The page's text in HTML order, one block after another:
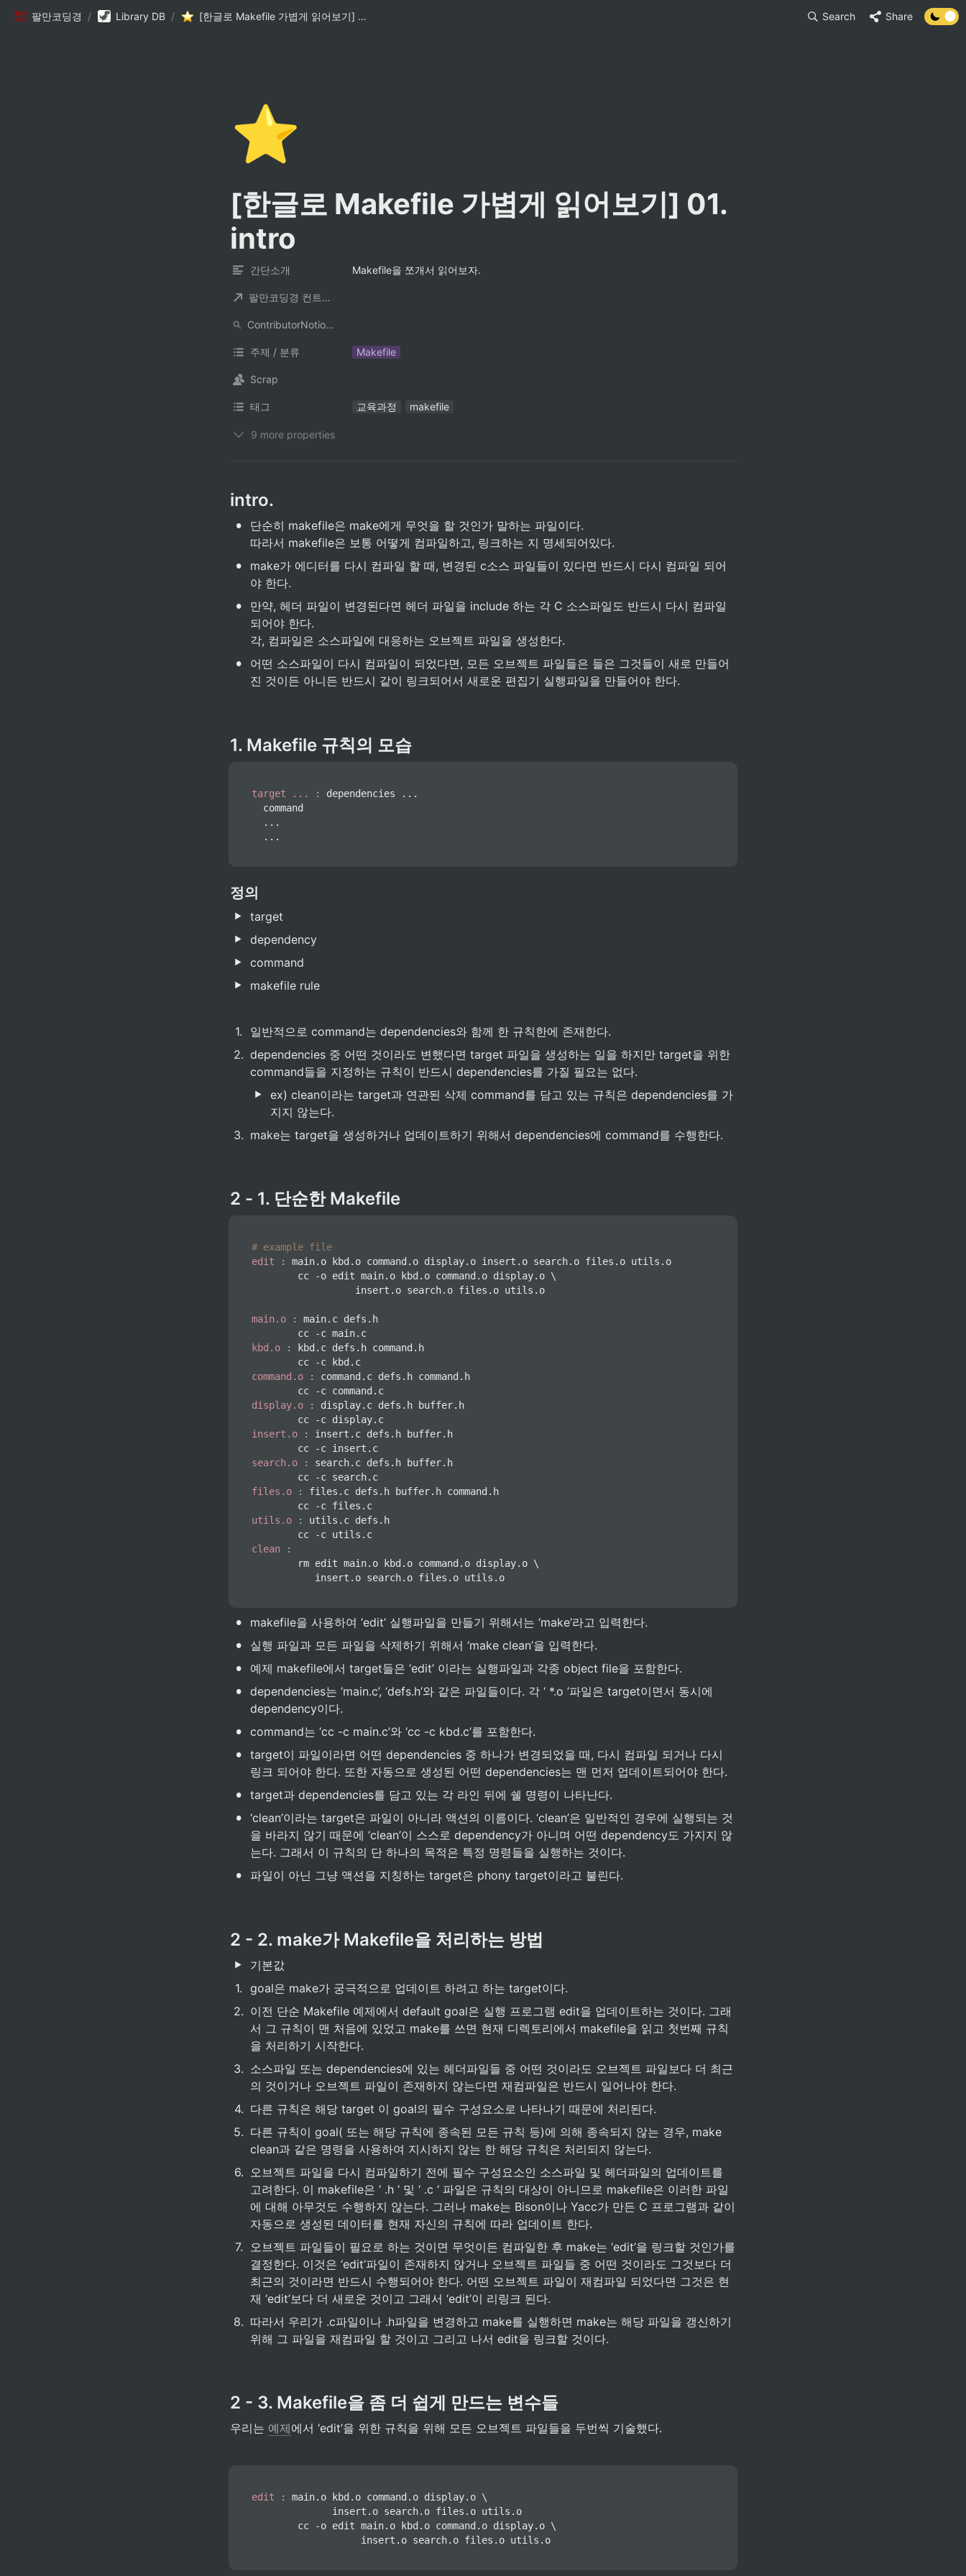
팔만코딩경 / Library DB / [한글로 Makefile 가볍게 읽어보기] 01. intro Search Share
⭐
[한글로 Makefile 가볍게 읽어보기] 01.
intro
간단소개 Makefile을 쪼개서 읽어보자.
팔만코딩경 컨트리뷰터
ContributorNotionAccount
주제 / 분류 Makefile
Scrap
태그 교육과정 makefile
9 more properties
intro.
•
단순히 makefile은 make에게 무엇을 할 것인가 말하는 파일이다.
따라서 makefile은 보통 어떻게 컴파일하고, 링크하는 지 명세되어있다.
•
make가 에디터를 다시 컴파일 할 때, 변경된 c소스 파일들이 있다면 반드시 다시 컴파일 되어
야 한다.
•
만약, 헤더 파일이 변경된다면 헤더 파일을 include 하는 각 C 소스파일도 반드시 다시 컴파일
되어야 한다.
각, 컴파일은 소스파일에 대응하는 오브젝트 파일을 생성한다.
•
어떤 소스파일이 다시 컴파일이 되었다면, 모든 오브젝트 파일들은 들은 그것들이 새로 만들어
진 것이든 아니든 반드시 같이 링크되어서 새로운 편집기 실행파일을 만들어야 한다.
1. Makefile 규칙의 모습
target ... :
dependencies ...
	...
정의
target
dependency
command
makefile rule
1.
일반적으로 command는 dependencies와 함께 한 규칙한에 존재한다.
2. dependencies 중 어떤 것이라도 변했다면 target 파일을 생성하는 일을 하지만 target을 위한
command들을 지정하는 규칙이 반드시 dependencies를 가질 필요는 없다.
ex) clean이라는 target과 연관된 삭제 command를 담고 있는 규칙은 dependencies를 가
지지 않는다.
3. make는 target을 생성하거나 업데이트하기 위해서 dependencies에 command를 수행한다.
2 - 1. 단순한 Makefile
# example file
edit
:
main.o kbd.o command.o display.o insert.o search.o files.o utils.o
        cc -o edit main.o kbd.o command.o display.o \
main.o :
main.c defs.h
kbd.o
:
kbd.c defs.h command.h
command.o
:
command.c defs.h command.h
display.o
:
display.c defs.h buffer.h
insert.o
:
insert.c defs.h buffer.h
search.o
:
search.c defs.h buffer.h
files.o
:
files.c defs.h buffer.h command.h
utils.o
:
utils.c defs.h
clean
:
        rm edit main.o kbd.o command.o display.o \
           insert.o search.o files.o utils.o
• makefile을 사용하여 ‘edit’ 실행파일을 만들기 위해서는 ‘make’라고 입력한다.
• 실행 파일과 모든 파일을 삭제하기 위해서 ‘make clean’을 입력한다.
• 예제 makefile에서 target들은 ‘edit’ 이라는 실행파일과 각종 object file을 포함한다.
• dependencies는 ‘main.c’, ‘defs.h’와 같은 파일들이다. 각 ‘ *.o ’파일은 target이면서 동시에
dependency이다.
• command는 ‘cc -c main.c’와 ‘cc -c kbd.c’를 포함한다.
• target이 파일이라면 어떤 dependencies 중 하나가 변경되었을 때, 다시 컴파일 되거나 다시
링크 되어야 한다. 또한 자동으로 생성된 어떤 dependencies는 맨 먼저 업데이트되어야 한다.
• target과 dependencies를 담고 있는 각 라인 뒤에 쉘 명령이 나타난다.
• ‘clean’이라는 target은 파일이 아니라 액션의 이름이다. ‘clean’은 일반적인 경우에 실행되는 것
을 바라지 않기 때문에 ‘clean’이 스스로 dependency가 아니며 어떤 dependency도 가지지 않
는다. 그래서 이 규칙의 단 하나의 목적은 특정 명령들을 실행하는 것이다.
• 파일이 아닌 그냥 액션을 지칭하는 target은 phony target이라고 불린다.
2 - 2. make가 Makefile을 처리하는 방법
기본값
1. goal은 make가 궁극적으로 업데이트 하려고 하는 target이다.
2. 이전 단순 Makefile 예제에서 default goal은 실행 프로그램 edit을 업데이트하는 것이다. 그래
서 그 규칙이 맨 처음에 있었고 make를 쓰면 현재 디렉토리에서 makefile을 읽고 첫번째 규칙
을 처리하기 시작한다.
3. 소스파일 또는 dependencies에 있는 헤더파일들 중 어떤 것이라도 오브젝트 파일보다 더 최근
의 것이거나 오브젝트 파일이 존재하지 않는다면 재컴파일은 반드시 일어나야 한다.
4. 다른 규칙은 해당 target 이 goal의 필수 구성요소로 나타나기 때문에 처리된다.
5. 다른 규칙이 goal( 또는 해당 규칙에 종속된 모든 규칙 등)에 의해 종속되지 않는 경우, make
clean과 같은 명령을 사용하여 지시하지 않는 한 해당 규칙은 처리되지 않는다.
6. 오브젝트 파일을 다시 컴파일하기 전에 필수 구성요소인 소스파일 및 헤더파일의 업데이트를
고려한다. 이 makefile은 ‘ .h ‘ 및 ‘ .c ‘ 파일은 규칙의 대상이 아니므로 makefile은 이러한 파일
에 대해 아무것도 수행하지 않는다. 그러나 make는 Bison이나 Yacc가 만든 C 프로그램과 같이
자동으로 생성된 데이터를 현재 자신의 규칙에 따라 업데이트 한다.
7.
오브젝트 파일들이 필요로 하는 것이면 무엇이든 컴파일한 후 make는 ‘edit’을 링크할 것인가를
결정한다. 이것은 ‘edit’파일이 존재하지 않거나 오브젝트 파일들 중 어떤 것이라도 그것보다 더
최근의 것이라면 반드시 수행되어야 한다. 어떤 오브젝트 파일이 재컴파일 되었다면 그것은 현
재 ‘edit’보다 더 새로운 것이고 그래서 ‘edit’이 리링크 된다.
8. 따라서 우리가 .c파일이나 .h파일을 변경하고 make를 실행하면 make는 해당 파일을 갱신하기
위해 그 파일을 재컴파일 할 것이고 그리고 나서 edit을 링크할 것이다.
2 - 3. Makefile을 좀 더 쉽게 만드는 변수들
우리는 예제에서 ‘edit’을 위한 규칙을 위해 모든 오브젝트 파일들을 두번씩 기술했다.
edit :
main.o kbd.o command.o display.o \
              insert.o search.o files.o utils.o
        cc -o edit main.o kbd.o command.o display.o \
                   insert.o search.o files.o utils.o